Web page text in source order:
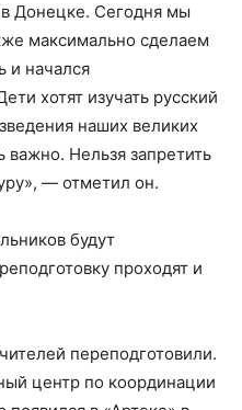
Донецке. Сегодня мы
максимально сделаем
и начался
хотят изучать русский
наших великих
важно. Нельзя запретить
— отметил он.
будут
проходят и
переподготовили.
центр по координации